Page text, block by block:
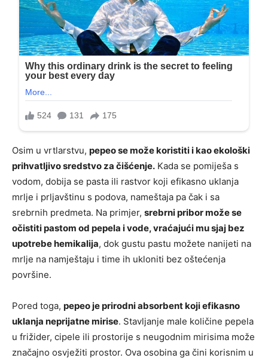
Osim u vrtlarstvu, pepeo se može koristiti i kao ekološki
prihvatljivo sredstvo za čišćenje. Kada se pomiješa s
vodom, dobija se pasta ili rastvor koji efikasno uklanja
mrlje i prljavštinu s podova, nameštaja pa čak i sa
srebrnih predmeta. Na primjer, srebrni pribor može se
očistiti pastom od pepela i vode, vraćajući mu sjaj bez
upotrebe hemikalija, dok gustu pastu možete nanijeti na
mrlje na namještaju i time ih ukloniti bez oštećenja
površine.
Pored toga, pepeo je prirodni absorbent koji efikasno
uklanja neprijatne mirise. Stavljanje male količine pepela
u frižider, cipele ili prostorije s neugodnim mirisima može
značajno osvježiti prostor. Ova osobina ga čini korisnim u